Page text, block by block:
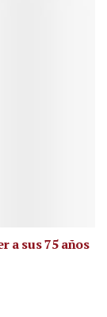
a sus 75 años